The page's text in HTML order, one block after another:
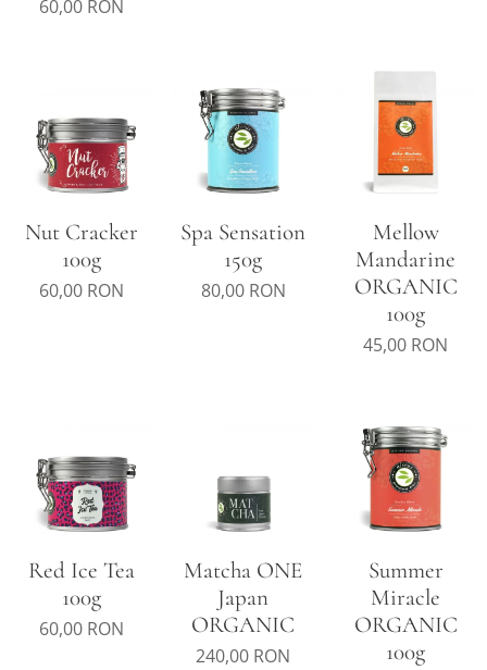
60,00RON
Nut Cracker
100g
60,00RON
Spa Sensation
150g
80,00RON
Mellow
Mandarine
ORGANIC
100g
45,00 RON
Red Ice Tea
100g
60,00RON
Matcha ONE
Japan
ORGANIC
240,00 RON
Summer
Miracle
ORGANIC
100g